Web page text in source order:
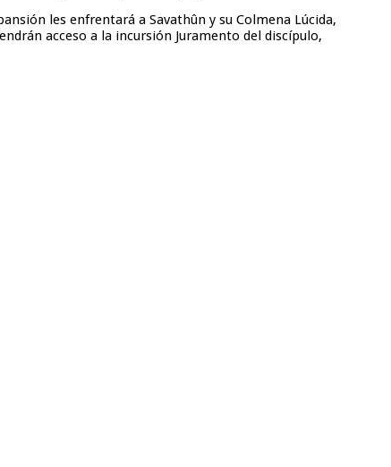
les enfrentará a Savathûn y su Colmena Lúcida,
acceso a la incursión Juramento del discípulo,